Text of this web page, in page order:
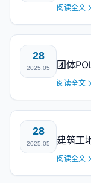
阅读全文
28
2025.05 团体
阅读全文
28
2025.05 建筑工
阅读全文